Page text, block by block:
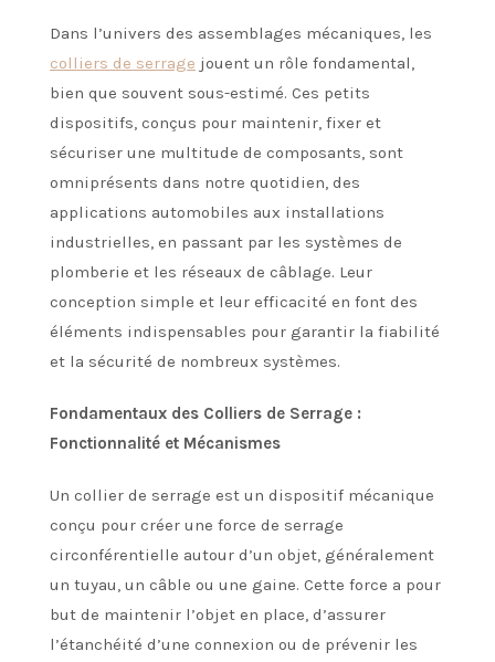
Dans l’univers des assemblages mécaniques, les
colliers de serrage jouent un rôle fondamental,
bien que souvent sous-estimé. Ces petits
dispositifs, conçus pour maintenir, fixer et
sécuriser une multitude de composants, sont
omniprésents dans notre quotidien, des
applications automobiles aux installations
industrielles, en passant par les systèmes de
plomberie et les réseaux de câblage. Leur
conception simple et leur efficacité en font des
éléments indispensables pour garantir la fiabilité
et la sécurité de nombreux systèmes.
Fondamentaux des Colliers de Serrage :
Fonctionnalité et Mécanismes
Un collier de serrage est un dispositif mécanique
conçu pour créer une force de serrage
circonférentielle autour d’un objet, généralement
un tuyau, un câble ou une gaine. Cette force a pour
but de maintenir l’objet en place, d’assurer
l’étanchéité d’une connexion ou de prévenir les